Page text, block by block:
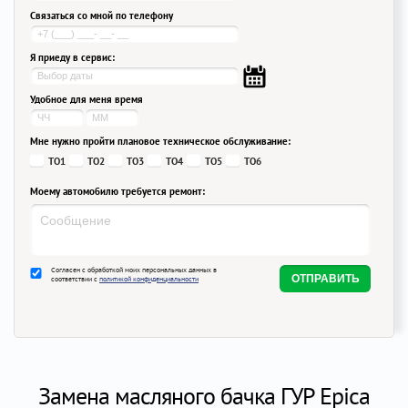
Связаться со мной по телефону
Я приеду в сервис:
Удобное для меня время
Мне нужно пройти плановое техническое обслуживание:
ТО1
ТО2 ТО3 ТО4 ТО5 ТО6
Моему автомобилю требуется ремонт:
Согласен с обработкой моих персональных данных в
соответствии с политикой конфиденциальности
Замена масляного бачка ГУР Epica